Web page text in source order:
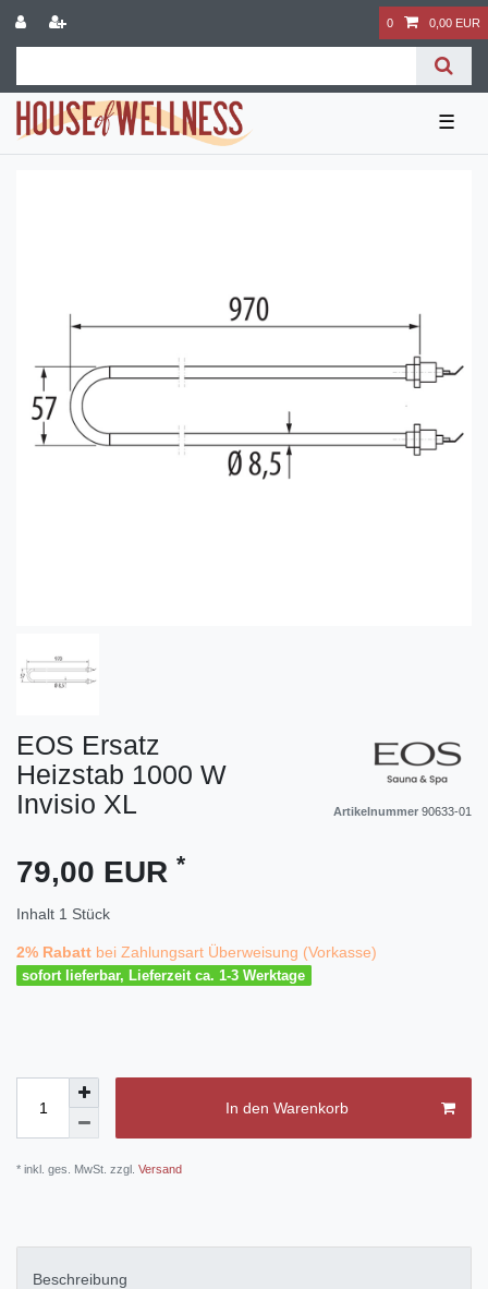
0 0,00 EUR
☰
EOS Ersatz
Heizstab 1000 W
Invisio XL
Artikelnummer 90633-01
79,00 EUR *
Inhalt 1 Stück
2% Rabatt bei Zahlungsart Überweisung (Vorkasse)
sofort lieferbar, Lieferzeit ca. 1-3 Werktage
In den Warenkorb
* inkl. ges. MwSt. zzgl. Versand
Beschreibung